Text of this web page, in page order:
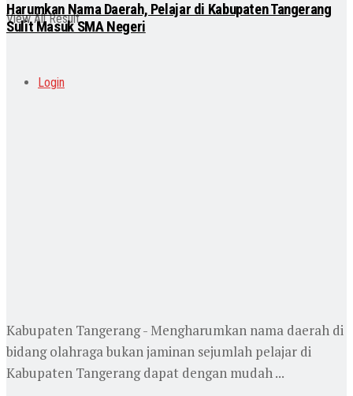
View All Result
Login
Harumkan Nama Daerah, Pelajar di Kabupaten Tangerang
Sulit Masuk SMA Negeri
Kabupaten Tangerang - Mengharumkan nama daerah di
bidang olahraga bukan jaminan sejumlah pelajar di
Kabupaten Tangerang dapat dengan mudah ...